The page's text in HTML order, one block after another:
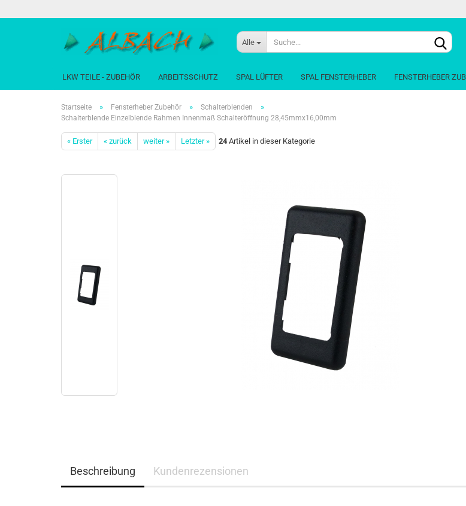
Alle
LKW TEILE - ZUBEHÖR ARBEITSSCHUTZ SPAL LÜFTER SPAL FENSTERHEBER FENSTERHEBER
Startseite » Fensterheber Zubehör » Schalterblenden »
Schalterblende Einzelblende Rahmen Innenmaß Schalteröffnung 28,45mmx16,00mm
« Erster « zurück weiter » Letzter » 24 Artikel in dieser Kategorie
Beschreibung Kundenrezensionen